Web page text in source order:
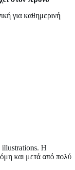
για καθημερινή
illustrations. Η
και μετά από πολύ